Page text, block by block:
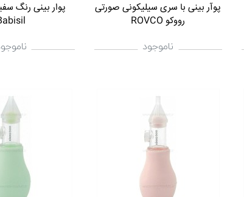
پوآر بینی با سری سیلیکونی صورتی
رووکو ROVCO
ناموجود
پوار بینی رنگ